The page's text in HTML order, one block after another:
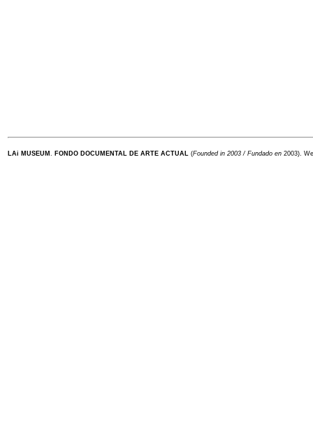
LAi MUSEUM . FONDO DOCUMENTAL DE ARTE ACTUAL (Founded in 2003 / Fundado en 2003).